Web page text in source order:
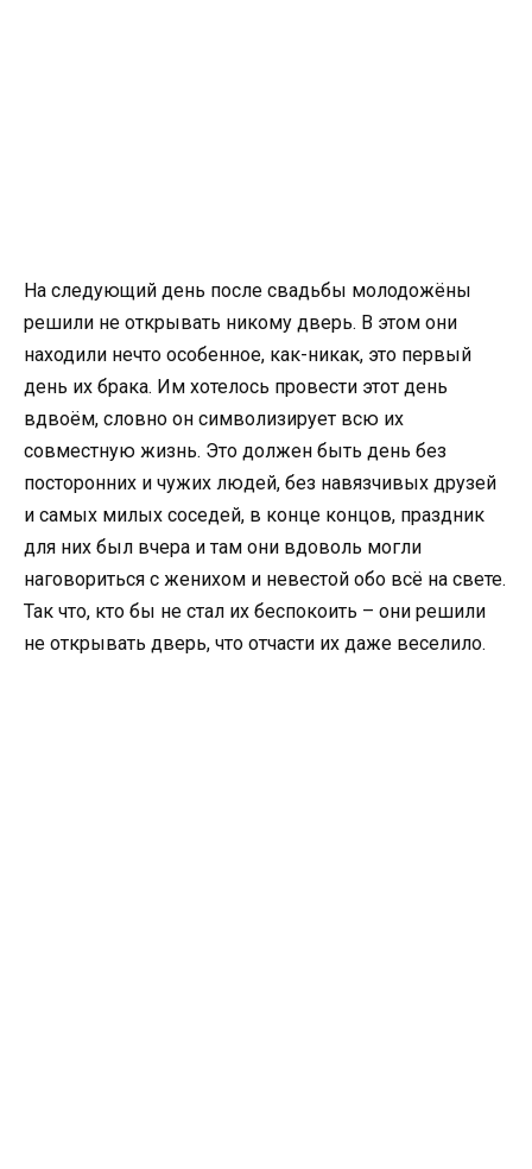
На следующий день после свадьбы молодожёны
решили не открывать никому дверь. В этом они
находили нечто особенное, как-никак, это первый
день их брака. Им хотелось провести этот день
вдвоём, словно он символизирует всю их
совместную жизнь. Это должен быть день без
посторонних и чужих людей, без навязчивых друзей
и самых милых соседей, в конце концов, праздник
для них был вчера и там они вдоволь могли
наговориться с женихом и невестой обо всё на свете.
Так что, кто бы не стал их беспокоить – они решили
не открывать дверь, что отчасти их даже веселило.